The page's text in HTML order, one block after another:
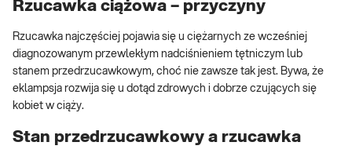
Rzucawka ciążowa – przyczyny
Rzucawka najczęściej pojawia się u ciężarnych ze wcześniej
diagnozowanym przewlekłym nadciśnieniem tętniczym lub
stanem przedrzucawkowym, choć nie zawsze tak jest. Bywa, że
eklampsja rozwija się u dotąd zdrowych i dobrze czujących się
kobiet w ciąży.
Stan przedrzucawkowy a rzucawka